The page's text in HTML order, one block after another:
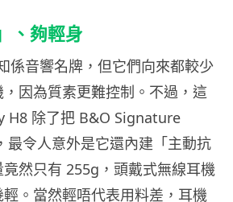
、夠輕身
係音響名牌，但它們向來都較少
因為質素更難控制。不過，這
H8 除了把 B&O Signature
最令人意外是它還內建「主動抗
然只有 255g，頭戴式無線耳機
。當然輕唔代表用料差，耳機